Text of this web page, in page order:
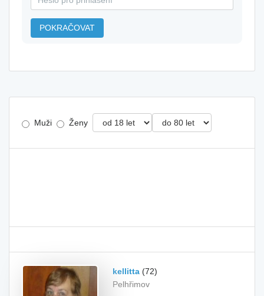
POKRAČOVAT
Muži Ženy
kellitta (72)
Pelhřimov